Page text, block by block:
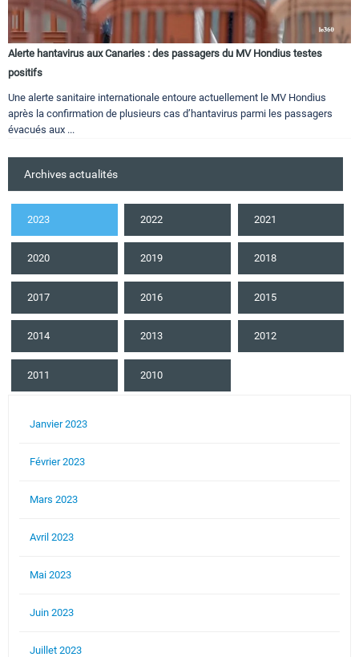
Alerte hantavirus aux Canaries : des passagers du MV Hondius testes
positifs
Une alerte sanitaire internationale entoure actuellement le MV Hondius
après la confirmation de plusieurs cas d’hantavirus parmi les passagers
évacués aux ...
Archives actualités
2023 2022 2021
2020 2019 2018
2017 2016 2015
2014 2013 2012
2011 2010
Janvier 2023
Février 2023
Mars 2023
Avril 2023
Mai 2023
Juin 2023
Juillet 2023